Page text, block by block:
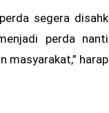
segera
perda
masyarakat,”